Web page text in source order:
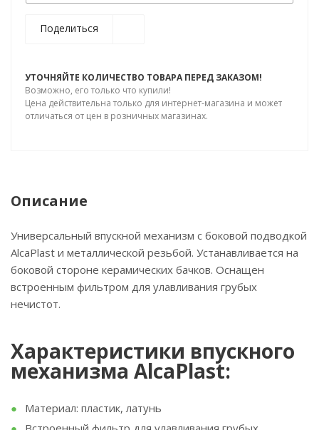
Поделиться
УТОЧНЯЙТЕ КОЛИЧЕСТВО ТОВАРА ПЕРЕД ЗАКАЗОМ!
Возможно, его только что купили!
Цена действительна только для интернет-магазина и может
отличаться от цен в розничных магазинах.
Описание
Универсальный впускной механизм с боковой подводкой
AlcaPlast и металлической резьбой. Устанавливается на
боковой стороне керамических бачков. Оснащен
встроенным фильтром для улавливания грубых
нечистот.
Характеристики впускного
механизма AlcaPlast:
Материал: пластик, латунь